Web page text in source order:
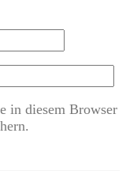
in diesem Browser